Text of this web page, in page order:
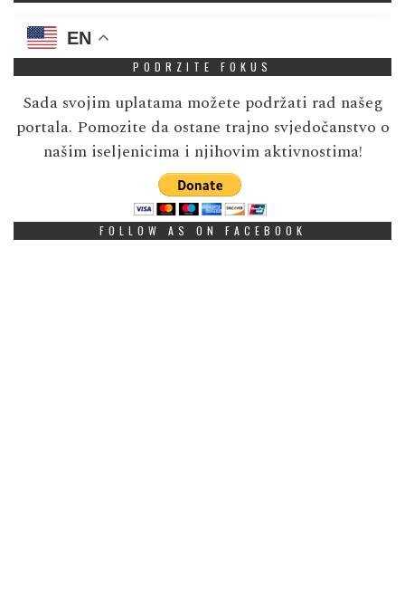
EN
PODRZITE FOKUS
Sada svojim uplatama možete podržati rad našeg
portala. Pomozite da ostane trajno svjedočanstvo o
našim iseljenicima i njihovim aktivnostima!
FOLLOW AS ON FACEBOOK